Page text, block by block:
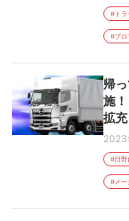
#トラ
#プロ
帰
施
拡充
2023
#日野
#メー